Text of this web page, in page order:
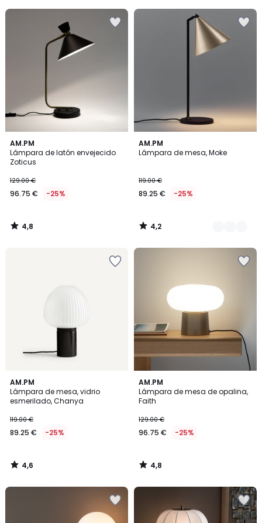
AM.PM
Lámpara de latón envejecido
Zoticus
129.00 €
96.75 € -25%
4,8
/ 5
4,8
/
AM.PM
Lámpara de mesa, Moke
119.00 €
89.25 € -25%
4,2
/ 5
2
Colores
4,2
/
AM.PM
Lámpara de mesa, vidrio
esmerilado, Chanya
119.00 €
89.25 € -25%
4,6
/ 5
4,6
/
AM.PM
Lámpara de mesa de opalina,
Faith
129.00 €
96.75 € -25%
4,8
/ 5
4,8
/